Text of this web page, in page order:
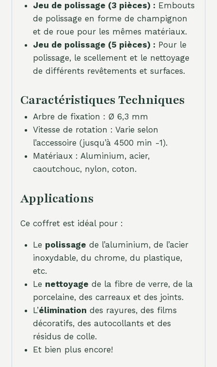
Jeu de polissage (3 pièces) : Embouts
de polissage en forme de champignon
et de roue pour les mêmes matériaux.
Jeu de polissage (5 pièces) : Pour le
polissage, le scellement et le nettoyage
de différents revêtements et surfaces.
Caractéristiques Techniques
Arbre de fixation : Ø 6,3 mm
Vitesse de rotation : Varie selon
l’accessoire (jusqu’à 4500 min -1).
Matériaux : Aluminium, acier,
caoutchouc, nylon, coton.
Applications
Ce coffret est idéal pour :
Le polissage de l’aluminium, de l’acier
inoxydable, du chrome, du plastique,
etc.
Le nettoyage de la fibre de verre, de la
porcelaine, des carreaux et des joints.
L’élimination des rayures, des films
décoratifs, des autocollants et des
résidus de colle.
Et bien plus encore!